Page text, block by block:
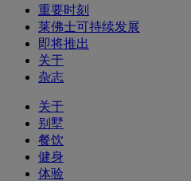
重要时刻
莱佛士可持续发展
即将推出
关于
杂志
关于
别墅
餐饮
健身
体验